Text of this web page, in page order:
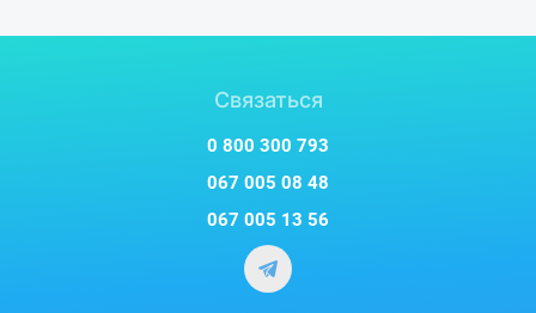
Связаться
0 800 300 793
067 005 08 48
067 005 13 56